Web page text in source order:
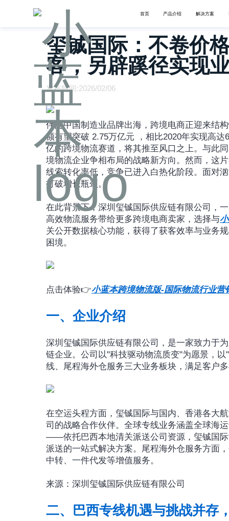
首页 产品介绍 解决方案
玺铖国际：不卷价
客，另辟蹊径实现
发布时间:2026/02/06
伴随中国制造业品牌出海，跨境电商正迎来结
额有望突破 2.75万亿元 ，相比2020年实现高
亿的跨境物流赛道，将其推至风口之上。与此
境物流企业争相布局的战略新方向。然而，这
线索转化率低，竞争已进入白热化阶段。面对
打破增长瓶颈。
在此背景下，深圳玺铖国际供应链有限公司，
高效物流服务带给更多跨境电商卖家，选择与
关公开数据核心功能，获得了获客效率与业务
困境。
点击体验👉小蓝本跨境物流版-国际物流行业营
一、企业介绍
深圳玺铖国际供应链有限公司，是一家致力于
链企业。公司以"科技驱动物流质变"为愿景，
线、尾程海外仓服务三大业务板块，满足客户
在空运头程方面，玺铖国际与国内、香港各大
司的战略合作伙伴。全球专线业务涵盖全球海
——依托巴西本地清关派送公司资源，玺铖国
派送的一站式解决方案。尾程海外仓服务方面
中转、一件代发等增值服务。
来源：深圳玺铖国际供应链有限公司
二、巴西专线机遇与挑战并存